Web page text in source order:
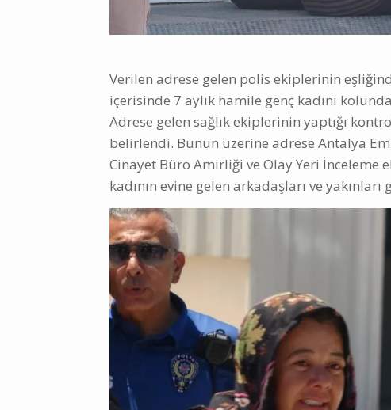
Verilen adrese gelen polis ekiplerinin
içerisinde 7 aylık hamile genç kadını
Adrese gelen sağlık ekiplerinin yaptığı
belirlendi. Bunun üzerine adrese Antalya
Cinayet Büro Amirliği ve Olay Yeri İnceleme
kadının evine gelen arkadaşları ve